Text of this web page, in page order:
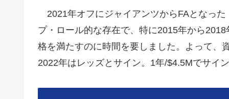
2021年オフにジャイアンツからFAとなっ
プ・ロール的な存在で、特に2015年から
格を満たすのに時間を要しました。よって、
2022年はレッズとサイン。1年/$4.5Mでサイ